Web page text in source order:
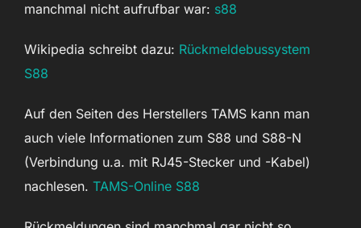
manchmal nicht aufrufbar war: s88
Wikipedia schreibt dazu: Rückmeldebussystem
S88
Auf den Seiten des Herstellers TAMS kann man
auch viele Informationen zum S88 und S88-N
(Verbindung u.a. mit RJ45-Stecker und -Kabel)
nachlesen. TAMS-Online S88